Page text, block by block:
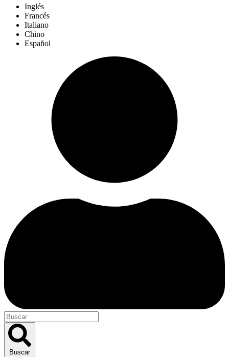
Inglés
Francés
Italiano
Chino
Español
Buscar